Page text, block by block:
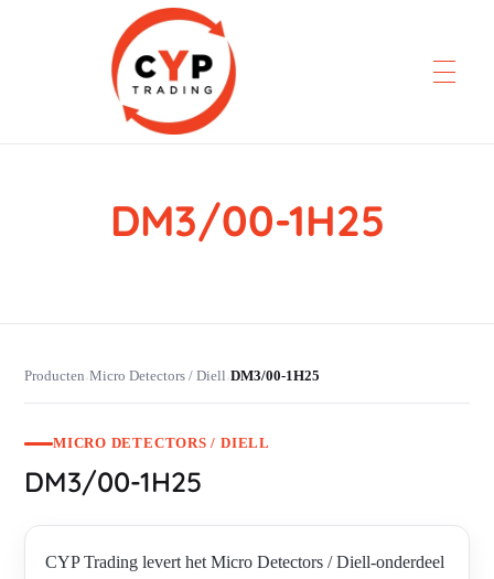
CYP Trading
Professionelle Ersatzteilbeschaffung
DM3/00-1H25
Producten›Micro Detectors / Diell›DM3/00-1H25
MICRO DETECTORS / DIELL
DM3/00-1H25
CYP Trading levert het Micro Detectors / Diell-onderdeel